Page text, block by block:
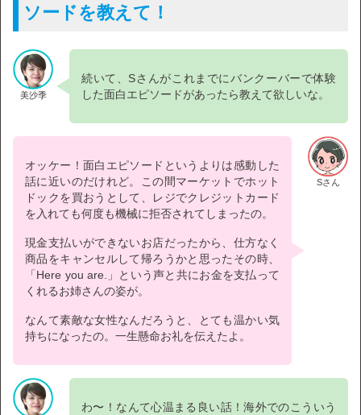
ソードを教えて！
美沙季
続いて、Sさんがこれまでにバンクーバーで体験
した面白エピソードがあったら教えて欲しいな。
Sさん
オッケー！面白エピソードというよりは感動した
話に近いのだけれど。この間マーケットでホット
ドックを買おうとして、レジでクレジットカード
を入れても何度も機械に拒否されてしまったの。
現金支払いができないお店だったから、仕方なく
商品をキャンセルして帰ろうかと思ったその時、
「Here you are.」という声と共にお金を支払って
くれるお姉さんの姿が。
なんて素敵な女性なんだろうと、とても温かい気
持ちになったの。一生懸命お礼を伝えたよ。
わ〜！なんて心温まる良い話！海外でのこういう